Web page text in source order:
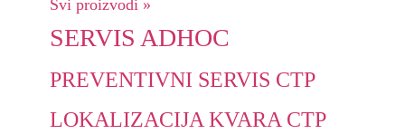
Svi proizvodi »
SERVIS ADHOC
PREVENTIVNI SERVIS CTP
LOKALIZACIJA KVARA CTP